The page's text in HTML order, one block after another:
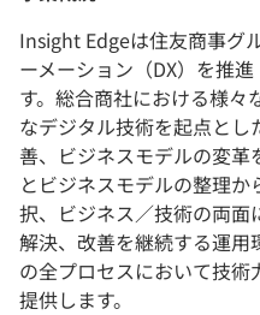
Insight Edgeは住友商事グ
ーメーション（DX）を推
す。総合商社における様
なデジタル技術を起点と
善、ビジネスモデルの変革
とビジネスモデルの整理
択、ビジネス／技術の両
解決、改善を継続する運用
の全プロセスにおいて技
提供します。